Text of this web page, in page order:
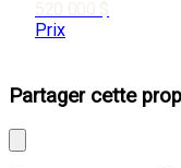
Prix
Partager cette